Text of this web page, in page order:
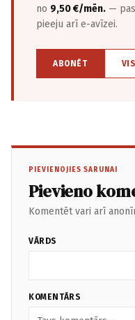
no 9,50 €/mēn. —
pieeju arī e-avīzei.
ABONĒT
PIEVIENOJIES SARUNAI
Pievieno
Komentēt vari arī
VĀRDS
KOMENTĀRS